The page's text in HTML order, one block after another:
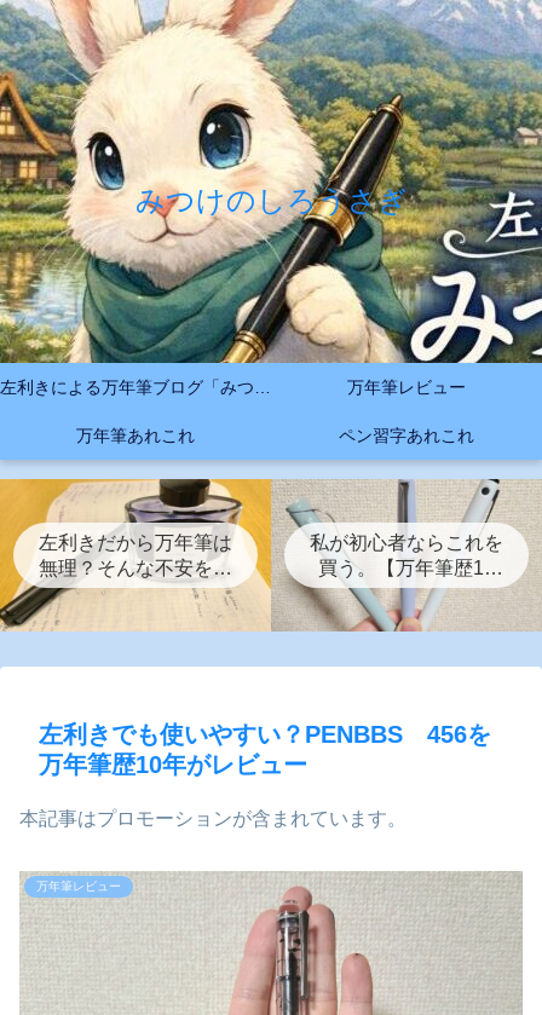
みつけのしろうさぎ
万年筆レビュー
万年筆あれこれ ペン習字あれこれ
左利きだから万年筆は
無理？そんな不安を解
消する初心者が万年筆
デビューするまでの7
私が初心者ならこれを
買う。【万年筆歴10
年 左利きのおすす
め 3選】
左利きでも使いやすい？PENBBS 456を
万年筆歴10年がレビュー
本記事はプロモーションが含まれています。
万年筆レビュー